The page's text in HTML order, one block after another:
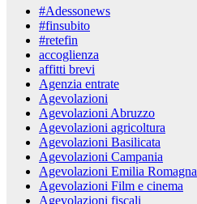
#Adessonews
#finsubito
#retefin
accoglienza
affitti brevi
Agenzia entrate
Agevolazioni
Agevolazioni Abruzzo
Agevolazioni agricoltura
Agevolazioni Basilicata
Agevolazioni Campania
Agevolazioni Emilia Romagna
Agevolazioni Film e cinema
Agevolazioni fiscali